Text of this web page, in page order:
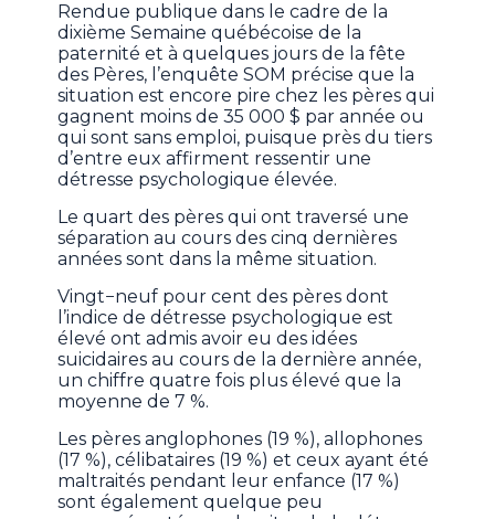
Rendue publique dans le cadre de la
dixième Semaine québécoise de la
paternité et à quelques jours de la fête
des Pères, l’enquête SOM précise que la
situation est encore pire chez les pères qui
gagnent moins de 35 000 $ par année ou
qui sont sans emploi, puisque près du tiers
d’entre eux affirment ressentir une
détresse psychologique élevée.
Le quart des pères qui ont traversé une
séparation au cours des cinq dernières
années sont dans la même situation.
Vingt−neuf pour cent des pères dont
l’indice de détresse psychologique est
élevé ont admis avoir eu des idées
suicidaires au cours de la dernière année,
un chiffre quatre fois plus élevé que la
moyenne de 7 %.
Les pères anglophones (19 %), allophones
(17 %), célibataires (19 %) et ceux ayant été
maltraités pendant leur enfance (17 %)
sont également quelque peu